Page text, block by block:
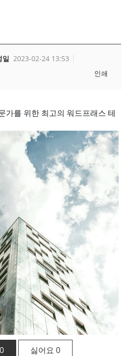
일 2023-02-24 13:53
인쇄
가를 위한 최고의 워드프래스 테
0 싫어요 0